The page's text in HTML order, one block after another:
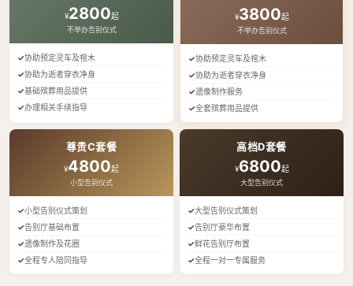
¥2800起
不举办告别仪式
协助预定灵车及棺木
协助为逝者穿衣净身
基础殡葬用品提供
办理相关手续指导
¥3800起
不举办告别仪式
协助预定灵车及棺木
协助为逝者穿衣净身
遗像制作服务
全套殡葬用品提供
尊贵C套餐
¥4800起
小型告别仪式
小型告别仪式策划
告别厅基础布置
遗像制作及花圈
全程专人陪同指导
高档D套餐
¥6800起
大型告别仪式
大型告别仪式策划
告别厅豪华布置
鲜花告别厅布置
全程一对一专属服务